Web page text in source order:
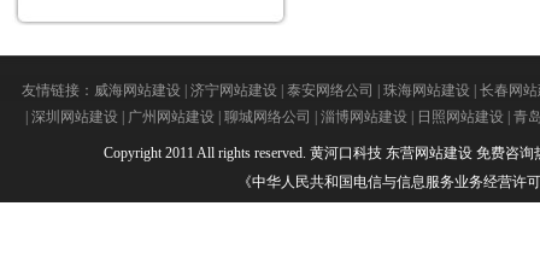
友情链接： 威海网站建设| 济宁网站建设| 泰安网络公司 珠海网站建设| 长春网
深圳网站建设| 广州网站建设| 聊城网络公司 淄博网站建设| 日照网站建设| 青
Copyright 2011 All rights reserved. 黄河口科技 东营网站建设 免费咨询
《中华人民共和国电信与信息服务业务经营许